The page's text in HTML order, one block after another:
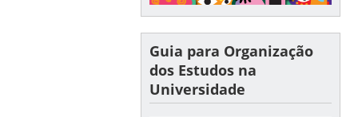
Guia para Organização
dos Estudos na
Universidade